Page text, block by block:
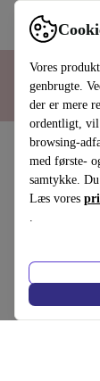
Vores
genbrugte.
der er mere
ordentligt, vil
browsing-
med første-
samtykke.
Læs vores
.
512 GB |